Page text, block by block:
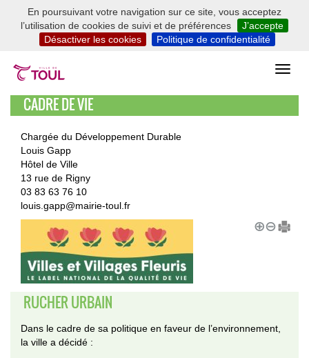
En poursuivant votre navigation sur ce site, vous acceptez
l’utilisation de cookies de suivi et de préférences
J’accepte
Désactiver les cookies
Politique de confidentialité
CADRE DE VIE
Chargée du Développement Durable
Louis Gapp
Hôtel de Ville
13 rue de Rigny
03 83 63 76 10
louis.gapp@mairie-toul.fr
RUCHER URBAIN
Dans le cadre de sa politique en faveur de l’environnement,
la ville a décidé :